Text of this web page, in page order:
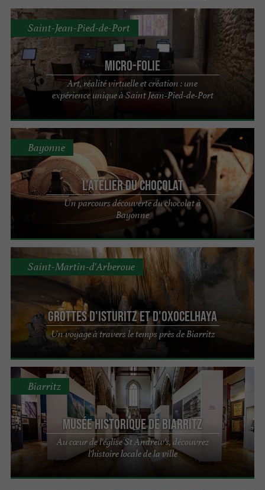
Micro-Folie
Art, réalité virtuelle et création : une
expérience unique à Saint Jean-Pied-de-Port
Saint-Jean-Pied-de-Port
L'Atelier du Chocolat
Un parcours découverte du chocolat à
Bayonne
Bayonne
Grottes d'Isturitz et d'Oxocelhaya
Un voyage à travers le temps près de Biarritz
Saint-Martin-d'Arberoue
Musée Historique de Biarritz
Au cœur de l'église St Andrew's, découvrez
l'histoire locale de la ville
Biarritz